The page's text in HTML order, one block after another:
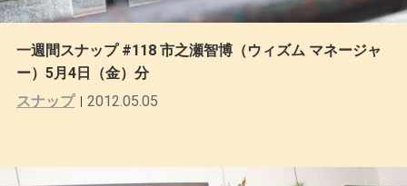
一週間スナップ #118 市之瀬智博（ウィズム マネージャ
ー）5月4日（金）分
スナップ
2012.05.05